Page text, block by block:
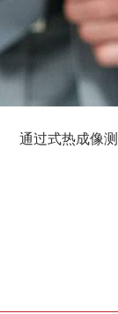
通过式热成像